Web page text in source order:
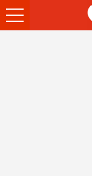
Ouvrir
le